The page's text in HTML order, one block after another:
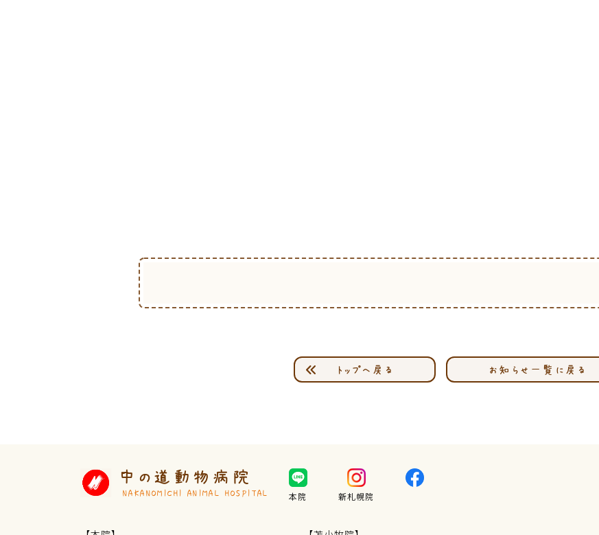
トップへ戻る お知らせ一覧に戻る
中の道動物病院
NAKANOMICHI ANIMAL HOSPITAL 本院 新札幌院